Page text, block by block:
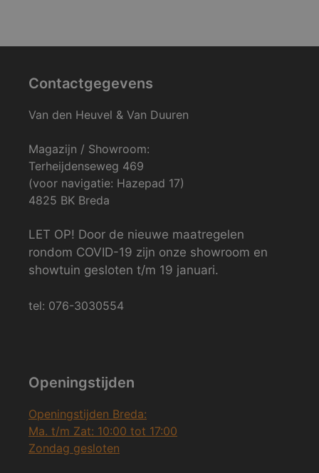
Contactgegevens
Van den Heuvel & Van Duuren
Magazijn / Showroom:
Terheijdenseweg 469
(voor navigatie: Hazepad 17)
4825 BK Breda
LET OP! Door de nieuwe maatregelen
rondom COVID-19 zijn onze showroom en
showtuin gesloten t/m 19 januari.
tel: 076-3030554
Openingstijden
Openingstijden Breda:
Ma. t/m Zat: 10:00 tot 17:00
Zondag gesloten